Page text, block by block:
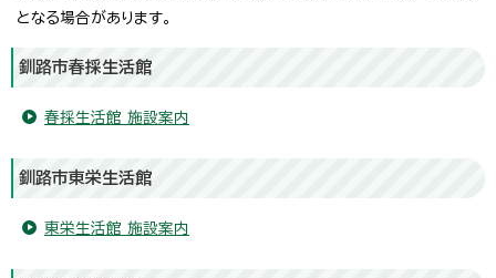
となる場合があります。
釧路市春採生活館
春採生活館 施設案内
釧路市東栄生活館
東栄生活館 施設案内